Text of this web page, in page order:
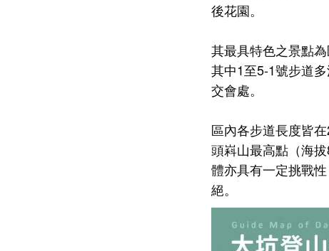
後花園。
其最具特色之景點
其中1至5-1號步道
交會處。
區內各步道長度皆
頭嵙山最高點（海
體亦具有一定挑戰
絕。